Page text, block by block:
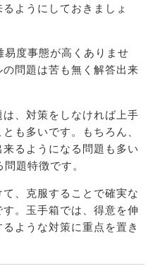
ようにしておきましょ
度事態が高くありませ
問題は苦も無く解答出来
、対策をしなければ上手
も多いです。もちろん、
るようになる問題も多い
題特徴です。
、克服することで確実な
。玉手箱では、得意を伸
ような対策に重点を置き